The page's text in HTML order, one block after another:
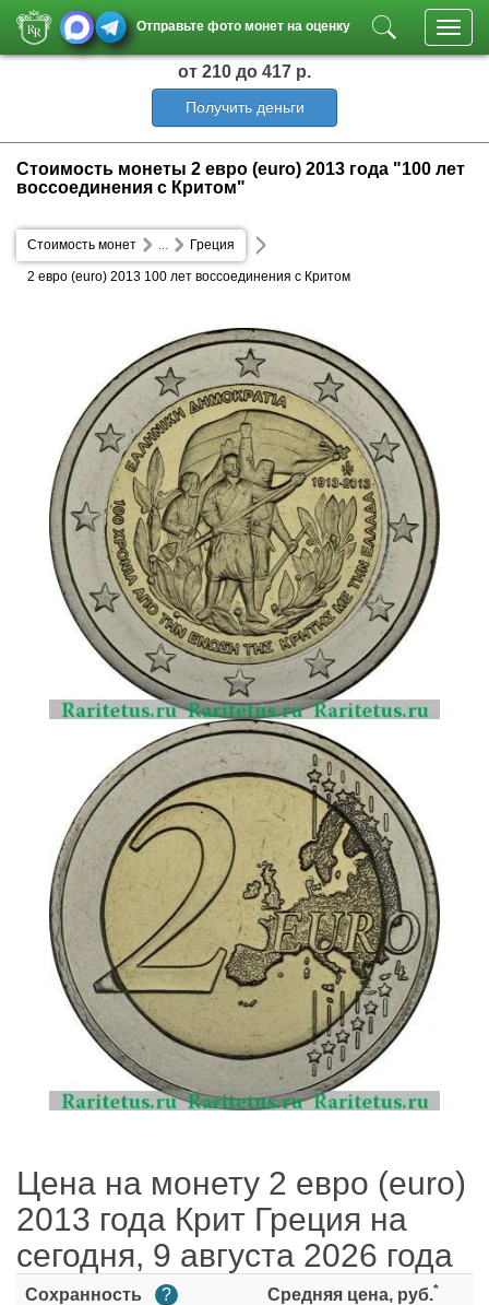
Отправьте фото монет на оценку
от 210 до 417 р.
Получить деньги
Стоимость монеты 2 евро (euro) 2013 года "100 лет
воссоединения с Критом"
Стоимость монет Греция
...
2 евро (euro) 2013 100 лет воссоединения с Критом
Цена на монету 2 евро (euro)
2013 года Крит Греция на
сегодня, 9 августа 2026 года
Сохранность ? Средняя цена, руб.*